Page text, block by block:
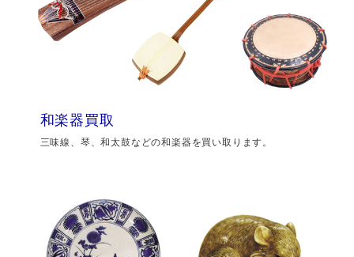
和楽器買取
三味線、琴、和太鼓などの和楽器を買い取ります。